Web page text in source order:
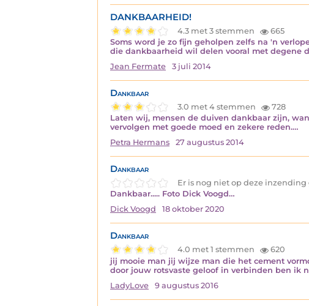
DANKBAARHEID!
4.3 met 3 stemmen
665
Soms word je zo fijn geholpen zelfs na 'n
die dankbaarheid wil delen vooral met degene
Jean Fermate
3 juli 2014
Dankbaar
3.0 met 4 stemmen
728
Laten wij, mensen de duiven dankbaar zijn,
vervolgen met goede moed en zekere reden.…
Petra Hermans
27 augustus 2014
Dankbaar
Er is nog niet op deze inzending
Dankbaar..... Foto Dick Voogd…
Dick Voogd
18 oktober 2020
Dankbaar
4.0 met 1 stemmen
620
jij mooie man jij wijze man die het cement
door jouw rotsvaste geloof in verbinden ben ik
LadyLove
9 augustus 2016